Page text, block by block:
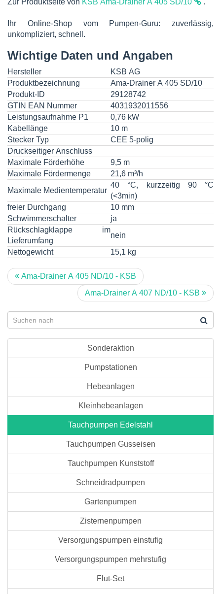
Zur Produktseite von KSB Ama-Drainer A 405 SD/10 .
Ihr Online-Shop vom Pumpen-Guru: zuverlässig,
unkompliziert, schnell.
Wichtige Daten und Angaben
Hersteller
KSB AG
Produktbezeichnung
Ama-Drainer A 405 SD/10
Produkt-ID
29128742
GTIN EAN Nummer
4031932011556
Leistungsaufnahme P1
0,76 kW
Kabellänge
10 m
Stecker Typ
CEE 5-polig
Druckseitiger Anschluss
Maximale Förderhöhe
9,5 m
Maximale Fördermenge
21,6 m³/h
Maximale Medientemperatur
40 °C, kurzzeitig 90 °C
(<3min)
freier Durchgang
10 mm
Schwimmerschalter
ja
Rückschlagklappe im
Lieferumfang
nein
Nettogewicht
15,1 kg
Ama-Drainer A 405 ND/10 - KSB
Ama-Drainer A 407 ND/10 - KSB
Sonderaktion
Pumpstationen
Hebeanlagen
Kleinhebeanlagen
Tauchpumpen Edelstahl
Tauchpumpen Gusseisen
Tauchpumpen Kunststoff
Schneidradpumpen
Gartenpumpen
Zisternenpumpen
Versorgungspumpen einstufig
Versorgungspumpen mehrstufig
Flut-Set